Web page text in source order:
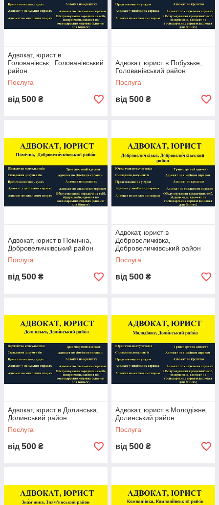
Адвокат, юрист в
Голованівськ, Голованівський
район
Послуга
від 500 ₴
Адвокат, юрист в Побузьке,
Голованівський район
Послуга
від 500 ₴
Адвокат, юрист в Помічна,
Добровеличківський район
Послуга
від 500 ₴
Адвокат, юрист в
Добровеличківка,
Добровеличківський район
Послуга
від 500 ₴
Адвокат, юрист в Долинська,
Долинський район
Послуга
від 500 ₴
Адвокат, юрист в Молодіжне,
Долинський район
Послуга
від 500 ₴